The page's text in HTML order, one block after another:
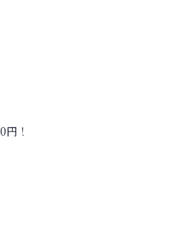
！